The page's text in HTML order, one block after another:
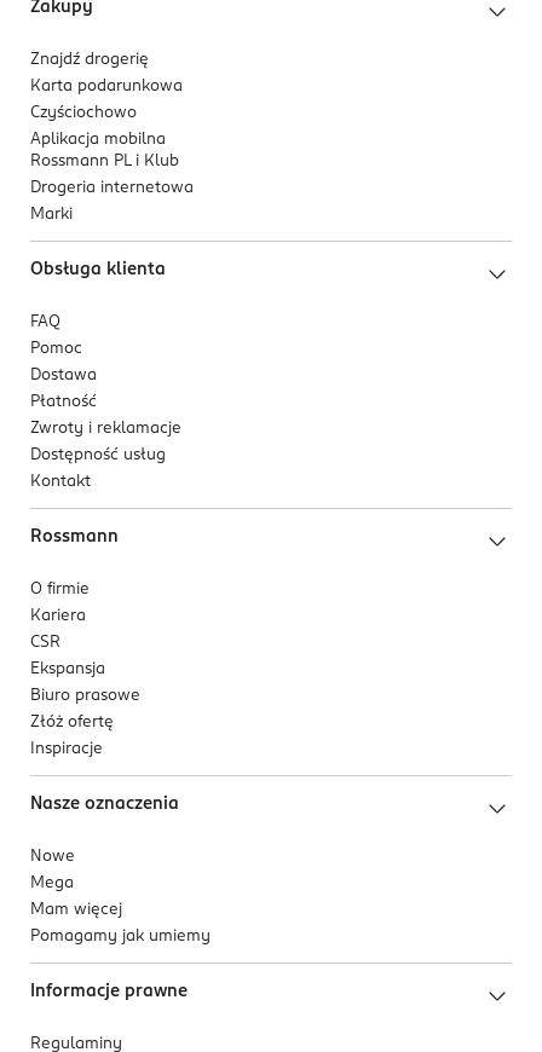
Zakupy
Znajdź drogerię
Karta podarunkowa
Czyściochowo
Aplikacja mobilna
Rossmann PL i Klub
Drogeria internetowa
Marki
Obsługa klienta
FAQ
Pomoc
Dostawa
Płatność
Zwroty i reklamacje
Dostępność usług
Kontakt
Rossmann
O firmie
Kariera
CSR
Ekspansja
Biuro prasowe
Złóż ofertę
Inspiracje
Nasze oznaczenia
Nowe
Mega
Mam więcej
Pomagamy jak umiemy
Informacje prawne
Regulaminy